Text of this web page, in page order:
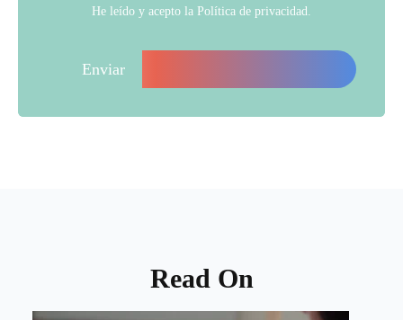
He leído y acepto la Política de privacidad
Read On